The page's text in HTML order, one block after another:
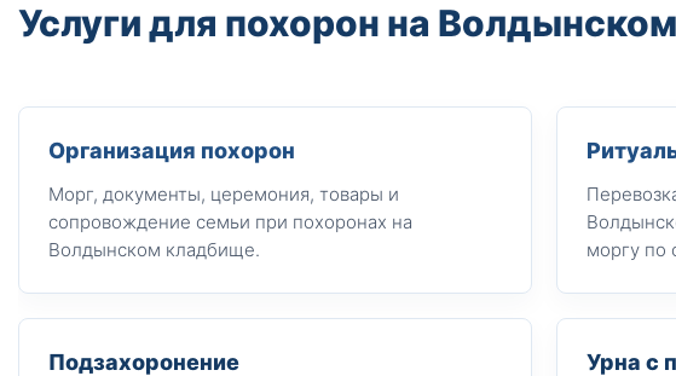
Услуги для похорон на
Организация похорон
Морг, документы, церемония, товары и
сопровождение семьи при похоронах на
Волдынском кладбище.
моргу по
Подзахоронение Урна с